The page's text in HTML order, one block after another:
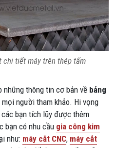
chi tiết máy trên thép tấm
những thông tin cơ bản về bảng
mọi người tham khảo. Hi vọng
bạn tích lũy được thêm
bạn có nhu cầu gia công kim
như: máy cắt CNC, máy cắt